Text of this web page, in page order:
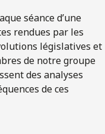
séance d’une
rendues par les
législatives et
de notre groupe
des analyses
de ces